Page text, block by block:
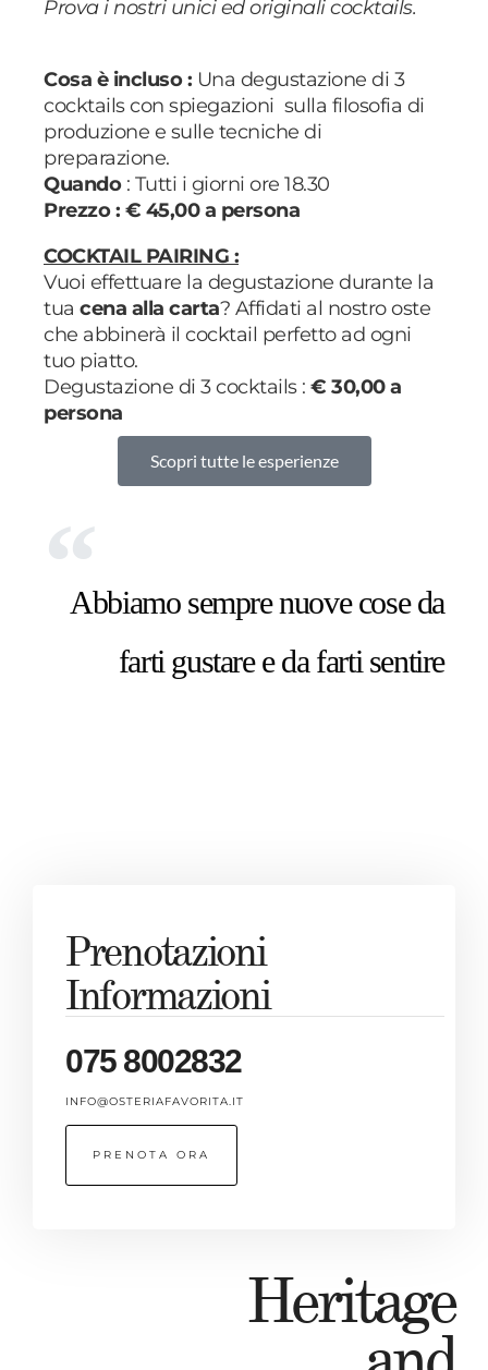
Prova i nostri unici ed originali cocktails.
Cosa è incluso : Una degustazione di 3
cocktails con spiegazioni sulla filosofia di
produzione e sulle tecniche di
preparazione.
Quando: Tutti i giorni ore 18.30
Prezzo : € 45,00 a persona
COCKTAIL PAIRING :
Vuoi effettuare la degustazione durante la
tua cena alla carta? Affidati al nostro oste
che abbinerà il cocktail perfetto ad ogni
tuo piatto.
Degustazione di 3 cocktails : € 30,00 a
persona
Scopri tutte le esperienze
Abbiamo sempre nuove cose da
farti gustare e da farti sentire
Prenotazioni
Informazioni
075 8002832
INFO@OSTERIAFAVORITA.IT
PRENOTA ORA
Heritage